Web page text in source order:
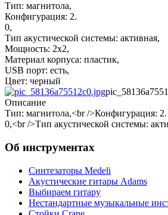
Тип: магнитола,
Конфигурация: 2.
0,
Тип акустической системы: активная,
Мощность: 2x2,
Материал корпуса: пластик,
USB порт: есть,
Цвет: черный
Описание
Тип: магнитола,<br />Конфигурация: 2.
0,<br />Тип акустической системы:
Об инструментах
Синтезаторы Мedeli
Акустические гитары Adams
Выбираем гитару
Нестандартные музыкальные